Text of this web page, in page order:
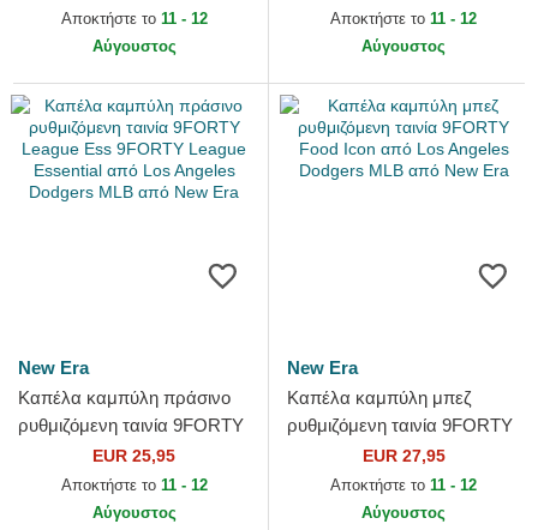
Dodgers MLB από 47 Brand
Αποκτήστε το 11 - 12
Αύγουστος
από Los Angeles Dodgers
MLB από...
Αποκτήστε το 11 - 12
Αύγουστος
New Era
Καπέλα καμπύλη πράσινο
ρυθμιζόμενη ταινία 9FORTY
League Ess 9FORTY League
Essential από Los...
EUR 25,95
Αποκτήστε το 11 - 12
Αύγουστος
New Era
Καπέλα καμπύλη μπεζ
ρυθμιζόμενη ταινία 9FORTY
Food Icon από Los Angeles
Dodgers MLB από New Era
EUR 27,95
Αποκτήστε το 11 - 12
Αύγουστος